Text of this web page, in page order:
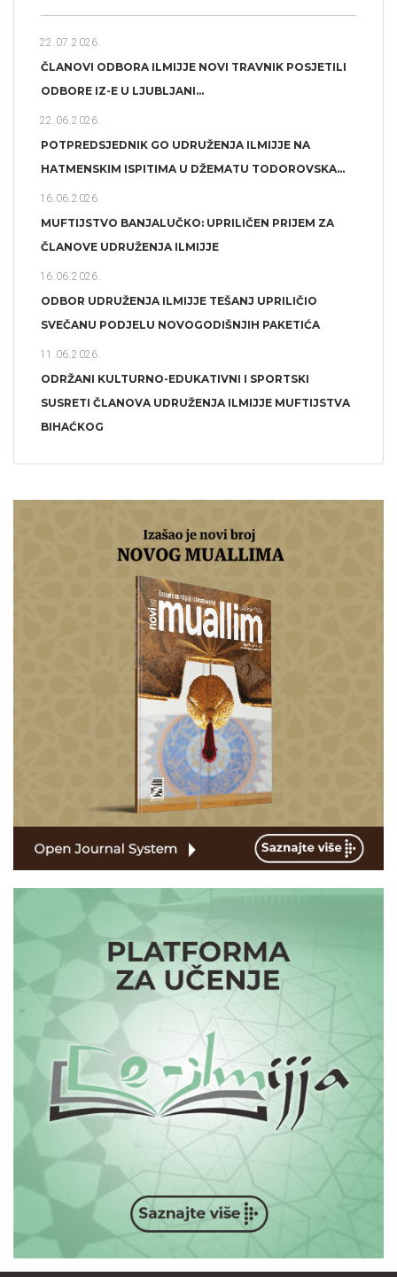
22.07.2026.
ČLANOVI ODBORA ILMIJJE NOVI TRAVNIK POSJETILI
ODBORE IZ-E U LJUBLJANI...
22.06.2026.
POTPREDSJEDNIK GO UDRUŽENJA ILMIJJE NA
HATMENSKIM ISPITIMA U DŽEMATU TODOROVSKA...
16.06.2026.
MUFTIJSTVO BANJALUČKO: UPRILIČEN PRIJEM ZA
ČLANOVE UDRUŽENJA ILMIJJE
16.06.2026.
ODBOR UDRUŽENJA ILMIJJE TEŠANJ UPRILIČIO
SVEČANU PODJELU NOVOGODIŠNJIH PAKETIĆA
11.06.2026.
ODRŽANI KULTURNO-EDUKATIVNI I SPORTSKI
SUSRETI ČLANOVA UDRUŽENJA ILMIJJE MUFTIJSTVA
BIHAĆKOG